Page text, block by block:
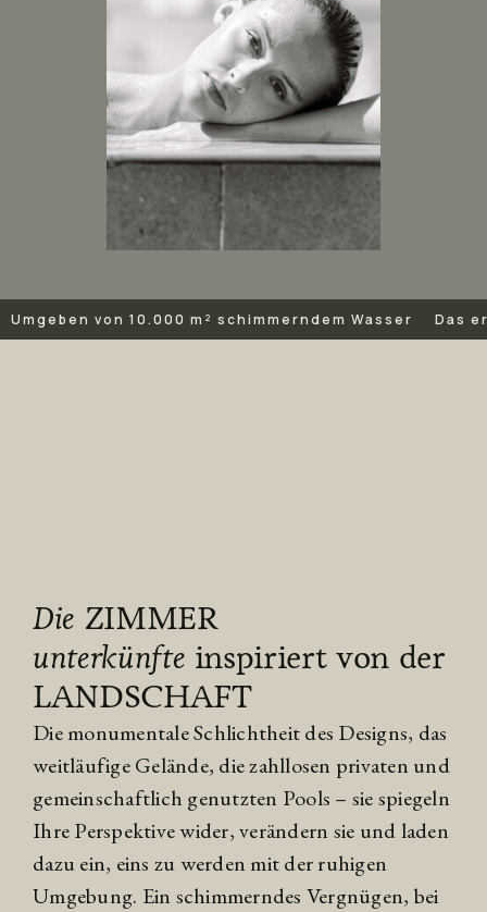
Umgeben von 10.000 m² schimmerndem Wasser Das
Die ZIMMER
unterkünfte inspiriert von der
LANDSCHAFT
Die monumentale Schlichtheit des Designs, das
weitläufige Gelände, die zahllosen privaten und
gemeinschaftlich genutzten Pools – sie spiegeln
Ihre Perspektive wider, verändern sie und laden
dazu ein, eins zu werden mit der ruhigen
Umgebung. Ein schimmerndes Vergnügen, bei